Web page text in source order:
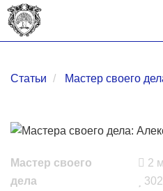
Статьи Мастер своего
Мастер своего
дела
2